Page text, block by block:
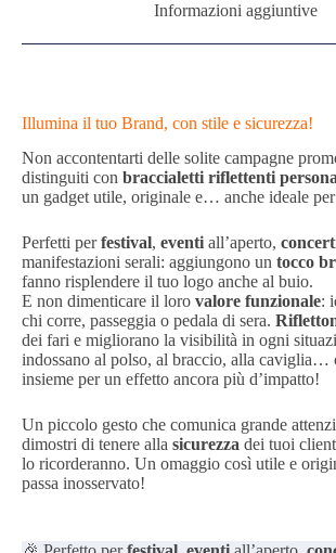
Informazioni aggiuntive
Illumina il tuo Brand, con stile e sicurezza!
Non accontentarti delle solite campagne
distinguiti con braccialetti riflettenti
un gadget utile, originale e… anche ideale
Perfetti perfestival, eventi all’aperto,
manifestazioni serali: aggiungono un tocco
fanno risplendere il tuo logo anche al buio.
E non dimenticare il loro valore funzionale:
chi corre, passeggia o pedala di sera.
dei fari e migliorano la visibilità in ogni
indossano al polso, al braccio, alla caviglia…
insieme per un effetto ancora più d’impatto!
Un piccolo gesto che comunica grande
dimostri di tenere alla sicurezza dei tuoi
lo ricorderanno. Un omaggio così utile e
passa inosservato!